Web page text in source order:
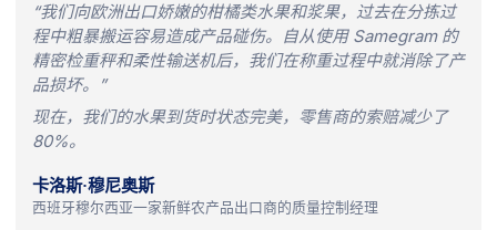
“我们向欧洲出口娇嫩的柑橘类水果和浆果，过去在分拣过
程中粗暴搬运容易造成产品碰伤。自从使用 Samegram 的
精密检重秤和柔性输送机后，我们在称重过程中就消除了产
品损坏。”
现在，我们的水果到货时状态完美，零售商的索赔减少了
80%。
卡洛斯·穆尼奥斯
西班牙穆尔西亚一家新鲜农产品出口商的质量控制经理